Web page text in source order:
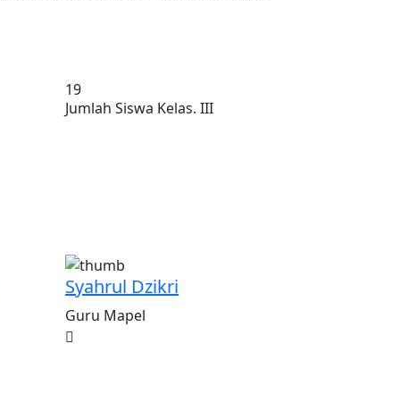
25
Jumlah Siswa Kelas. III
Syahrul Dzikri
Guru Mapel